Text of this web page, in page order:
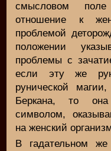
смысловом поле
отношение к
проблемой
положении
проблемы с
если эту же
рунической
Беркана, то она
символом,
на женский
В гадательном